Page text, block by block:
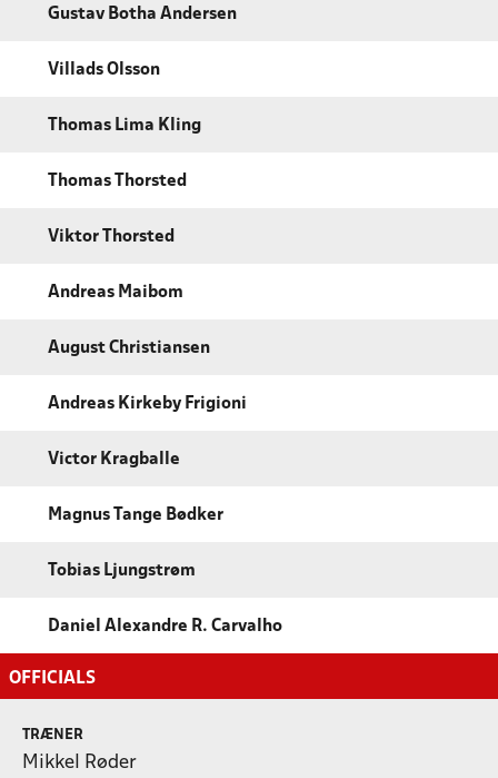
Gustav Botha Andersen
Villads Olsson
Thomas Lima Kling
Thomas Thorsted
Viktor Thorsted
Andreas Maibom
August Christiansen
Andreas Kirkeby Frigioni
Victor Kragballe
Magnus Tange Bødker
Tobias Ljungstrøm
Daniel Alexandre R. Carvalho
OFFICIALS
TRÆNER
Mikkel Røder